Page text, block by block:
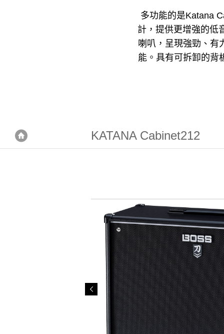
多功能的是Katana
計，提供更增強的低
喇叭，呈現強勁、有
能。具有可拆卸的背
KATANA Cabinet212